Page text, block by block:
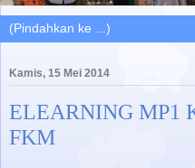
Kamis, 15 Mei 2014
ELEARNING MP1
FKM